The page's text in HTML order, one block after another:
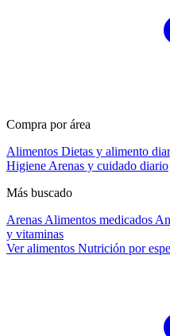
Compra por área
Alimentos Dietas y alimento
Higiene Arenas y cuidado diario
Más buscado
Arenas Alimentos medicados
y vitaminas
Ver alimentos Nutrición por